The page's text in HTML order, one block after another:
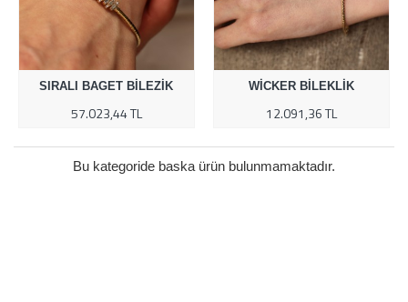
SIRALI BAGET BILEZIK
57.023,44 TL
WICKER BILEKLIK
12.091,36 TL
Bu kategoride baska ürün bulunmamaktadır.